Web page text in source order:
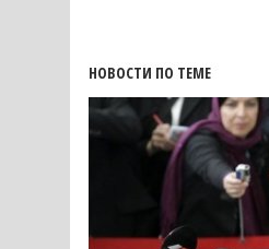
НОВОСТИ ПО ТЕМЕ